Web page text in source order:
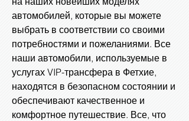
автомобилей, которые вы можете
выбрать в соответствии со своими
потребностями и пожеланиями. Все
наши автомобили, используемые в
услугах VIP-трансфера в Фетхие,
находятся в безопасном состоянии и
обеспечивают качественное и
комфортное путешествие. Все, что